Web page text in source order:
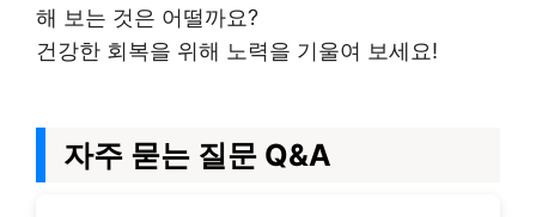
해 보는 것은 어떨까요?
건강한 회복을 위해 노력을 기울여 보세요!
자주 묻는 질문 Q&A